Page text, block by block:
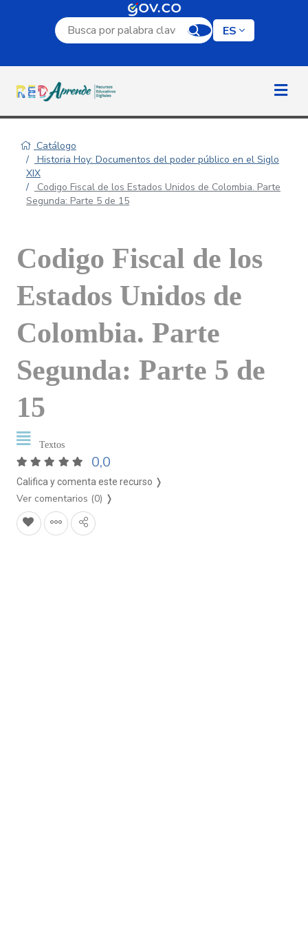
Campo de búsqueda por palabra clave
ES
Catálogo
Historia Hoy: Documentos del poder público en el Siglo
XIX
Codigo Fiscal de los Estados Unidos de Colombia. Parte
Segunda: Parte 5 de 15
Codigo Fiscal de los
Estados Unidos de
Colombia. Parte
Segunda: Parte 5 de
15
Textos
0,0
Califica y comenta este recurso ❭
Ver comentarios (0) ❭